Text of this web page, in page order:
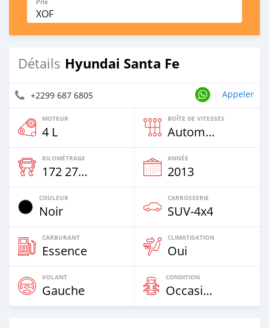
XOF
Détails Hyundai Santa Fe
+2299 687 6805 Appeler
MOTEUR
4 L
BOÎTE DE VITESSES
Automatique
KILOMÉTRAGE
172 273 Km
ANNÉE
2013
COULEUR
Noir
CARROSSERIE
SUV‒4x4
CARBURANT
Essence
CLIMATISATION
Oui
VOLANT
Gauche
CONDITION
Occasion